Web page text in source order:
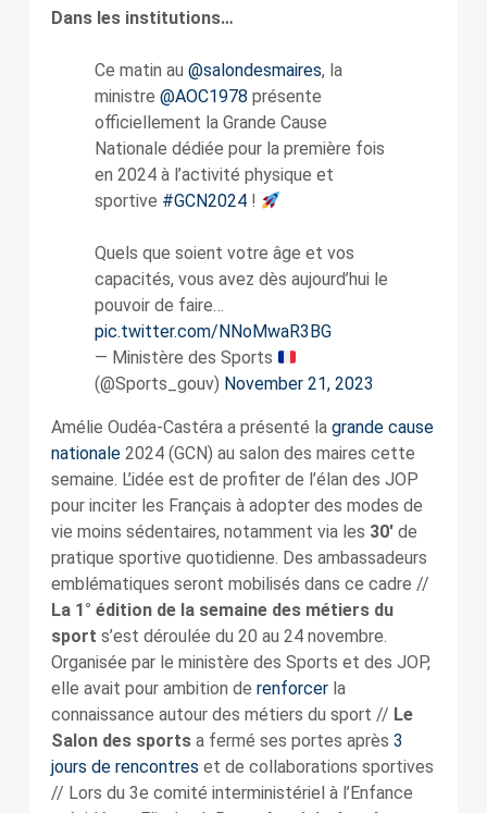
Dans les institutions…
Ce matin au @salondesmaires, la
ministre @AOC1978présente
officiellement la Grande Cause
Nationale dédiée pour la première fois
en 2024 à l’activité physique et
sportive #GCN2024!
Quels que soient votre âge et vos
capacités, vous avez dès aujourd’hui le
pouvoir de faire…
pic.twitter.com/NNoMwaR3BG
— Ministère des Sports
(@Sports_gouv) November 21, 2023
Amélie Oudéa-Castéra a présenté la grande cause
nationale2024 (GCN) au salon des maires cette
semaine. L’idée est de profiter de l’élan des JOP
pour inciter les Français à adopter des modes de
vie moins sédentaires, notamment via les 30′ de
pratique sportive quotidienne. Des ambassadeurs
emblématiques seront mobilisés dans ce cadre //
La 1° édition de la semaine des métiers du
sport s’est déroulée du 20 au 24 novembre.
Organisée par le ministère des Sports et des JOP,
elle avait pour ambition de renforcerla
connaissance autour des métiers du sport // Le
Salon des sportsa fermé ses portes après 3
jours de rencontres et de collaborations sportives
// Lors du 3e comité interministériel à l’Enfance